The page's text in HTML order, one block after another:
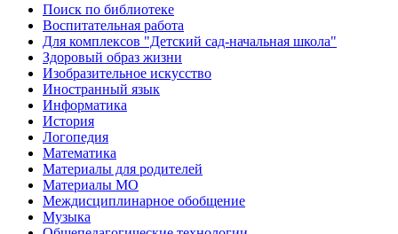
Поиск по библиотеке
Воспитательная работа
Для комплексов "Детский сад-начальная школа"
Здоровый образ жизни
Изобразительное искусство
Иностранный язык
Информатика
История
Логопедия
Математика
Материалы для родителей
Материалы МО
Междисциплинарное обобщение
Музыка